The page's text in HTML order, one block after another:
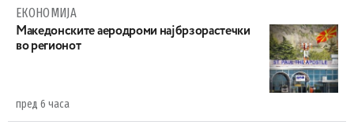
ЕКОНОМИЈА
Maкедонските аеродроми најбрзорастечки
во регионот
пред 6 часа